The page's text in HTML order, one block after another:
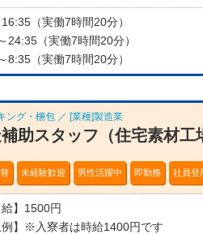
（実働7時間20分）
24:35（実働7時間20分）
8:35（実働7時間20分）
ング・梱包 ／ [業種]製造業
助スタッフ（住宅素材工
未経験歓迎 男性活躍中 即勤務 社員登
】1500円
例】※入寮者は時給1400円です